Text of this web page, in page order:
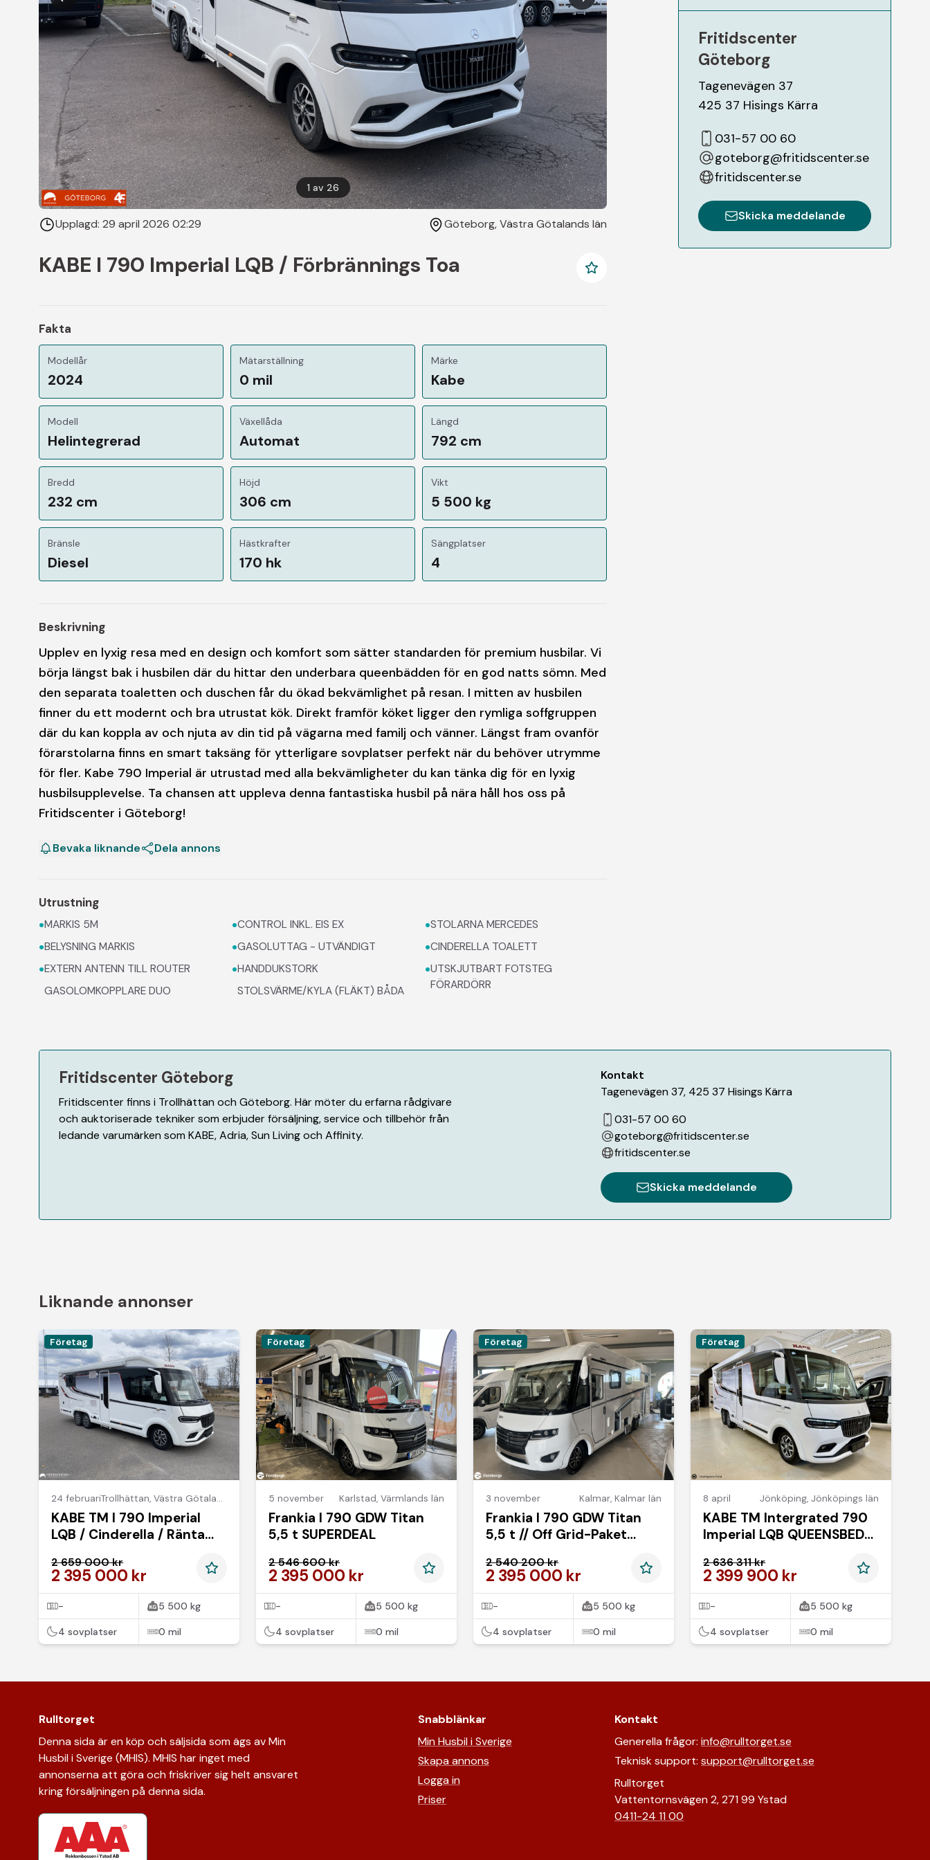
1av 26
Upplagd: 29 april 2026 02:29 Göteborg, Västra Götalands län
KABE I 790 Imperial LQB / Förbrännings Toa
Fakta
Modellår
2024
Mätarställning
0 mil
Märke
Kabe
Modell
Helintegrerad
Växellåda
Automat
Längd
792 cm
Bredd
232 cm
Höjd
306 cm
Vikt
5 500 kg
Bränsle
Diesel
Hästkrafter
170 hk
Sängplatser
4
Beskrivning
Upplev en lyxig resa med en design och komfort som sätter standarden för premium husbilar. Vi
börja längst bak i husbilen där du hittar den underbara queenbädden för en god natts sömn. Med
den separata toaletten och duschen får du ökad bekvämlighet på resan. I mitten av husbilen
finner du ett modernt och bra utrustat kök. Direkt framför köket ligger den rymliga soffgruppen
där du kan koppla av och njuta av din tid på vägarna med familj och vänner. Längst fram ovanför
förarstolarna finns en smart taksäng för ytterligare sovplatser perfekt när du behöver utrymme
för fler. Kabe 790 Imperial är utrustad med alla bekvämligheter du kan tänka dig för en lyxig
husbilsupplevelse. Ta chansen att uppleva denna fantastiska husbil på nära håll hos oss på
Fritidscenter i Göteborg!
Bevaka liknande Dela annons
Utrustning
•MARKIS 5M
•BELYSNING MARKIS
•EXTERN ANTENN TILL ROUTER
•
GASOLOMKOPPLARE DUO
CONTROL INKL. EIS EX
•GASOLUTTAG - UTVÄNDIGT
•HANDDUKSTORK
•
STOLSVÄRME/KYLA (FLÄKT) BÅDA
STOLARNA MERCEDES
•CINDERELLA TOALETT
•UTSKJUTBART FOTSTEG
FÖRARDÖRR
Fritidscenter
Göteborg
Tagenevägen 37
425 37 Hisings Kärra
031-57 00 60
goteborg@fritidscenter.se
fritidscenter.se
Skicka meddelande
Fritidscenter Göteborg
Fritidscenter finns i Trollhättan och Göteborg. Här möter du erfarna rådgivare
och auktoriserade tekniker som erbjuder försäljning, service och tillbehör från
ledande varumärken som KABE, Adria, Sun Living och Affinity.
Kontakt
Tagenevägen 37, 425 37 Hisings Kärra
031-57 00 60
goteborg@fritidscenter.se
fritidscenter.se
Skicka meddelande
Liknande annonser
Företag
24 februariTrollhättan,Västra Götalands län
KABE TM I 790 Imperial
LQB / Cinderella / Ränta
2 659 000 kr
2 395 000 kr
- 5 500 kg
4 sovplatser 0 mil
Företag
5 november Karlstad, Värmlands län
Frankia I 790 GDW Titan
5,5 t SUPERDEAL
2 546 600 kr
2 395 000 kr
- 5 500 kg
4 sovplatser 0 mil
Företag
3 november Kalmar, Kalmar län
Frankia I 790 GDW Titan
5,5 t // Off Grid-Paket
2 540 200 kr
2 395 000 kr
- 5 500 kg
4 sovplatser 0 mil
Företag
8 april Jönköping, Jönköpings län
KABE TM Intergrated 790
Imperial LQB QUEENSBED
2 636 311 kr
2 399 900 kr
- 5 500 kg
4 sovplatser 0 mil
Rulltorget
Denna sida är en köp och säljsida som ägs av Min
Husbil i Sverige (MHIS). MHIS har inget med
annonserna att göra och friskriver sig helt ansvaret
kring försäljningen på denna sida.
Snabblänkar
Min Husbil i Sverige
Skapa annons
Logga in
Priser
Kontakt
Generella frågor: info@rulltorget.se
Teknisk support: support@rulltorget.se
Rulltorget
Vattentornsvägen 2, 271 99 Ystad
0411-24 11 00